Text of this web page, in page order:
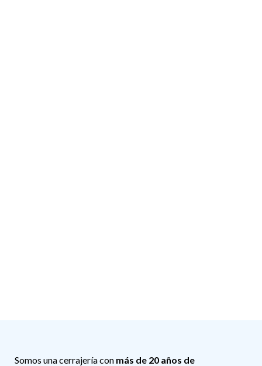
Somos una cerrajería con más de 20 años de